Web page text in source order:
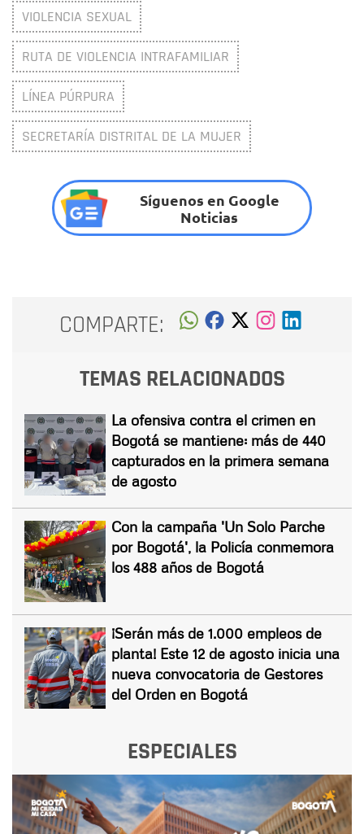
VIOLENCIA SEXUAL
RUTA DE VIOLENCIA INTRAFAMILIAR
LÍNEA PÚRPURA
SECRETARÍA DISTRITAL DE LA MUJER
Síguenos en Google
Noticias
COMPARTE:
TEMAS RELACIONADOS
La ofensiva contra el crimen en
Bogotá se mantiene: más de 440
capturados en la primera semana
de agosto
Con la campaña 'Un Solo Parche
por Bogotá', la Policía conmemora
los 488 años de Bogotá
¡Serán más de 1.000 empleos de
planta! Este 12 de agosto inicia una
nueva convocatoria de Gestores
del Orden en Bogotá
ESPECIALES